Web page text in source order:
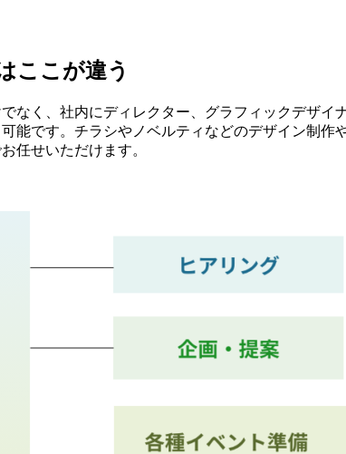
ここが違う
なく、社内にディレクター、グラフィックデザ
能です。チラシやノベルティなどのデザイン制
任せいただけます。